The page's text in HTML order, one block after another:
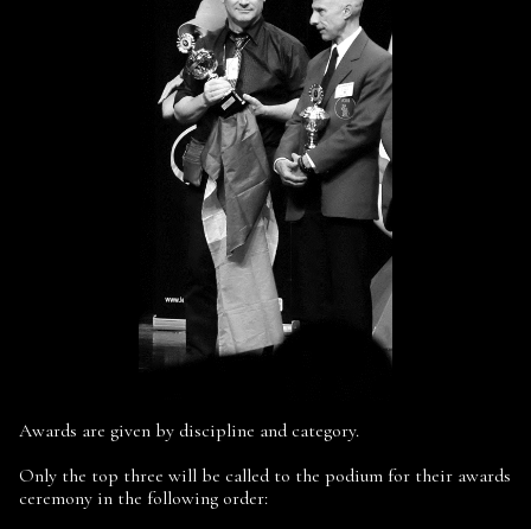
Awards are given by discipline and category.
Only the top three will be called to the podium for their awards
ceremony in the following order: